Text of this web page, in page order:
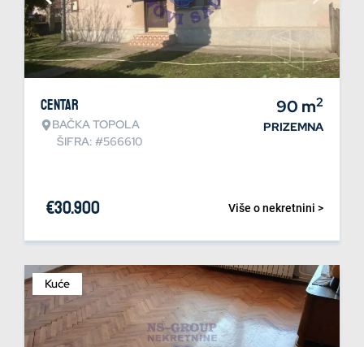
Centar
BAČKA TOPOLA
ŠIFRA: #566610
90 m2
PRIZEMNA
Više o nekretnini >
€30.900
Kuće